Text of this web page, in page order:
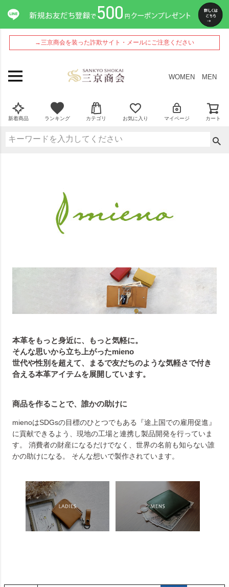
→三京商会を装った詐欺サイト・メールにご注意ください
WOMEN MEN
新着商品 ランキング カテゴリ お気に入り マイページ カート
本革をもっと身近に、もっと気軽に。
そんな思いから立ち上がったmieno
世代や性別を超えて、まるで友だちのような気軽さで付き
合える本革アイテムを展開しています。
商品を作ることで、誰かの助けに
mienoはSDGsの目標のひとつでもある『途上国での雇用促進』
に貢献できるよう、現地の工場と連携し製品開発を行っていま
す。 消費者の財産になるだけでなく、世界の名前も知らない誰
かの助けになる。 そんな想いで製作されています。